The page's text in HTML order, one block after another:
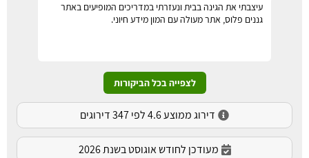
עיצבתי את הגינה בבית ונעזרתי במדריכים המופיעים באתר
גננים פלוס, אתר מעולה עם המון מידע חיוני.
לצפייה בכל הביקורות
דירוג ממוצע 4.6 לפי 347 דירוגים
מעודכן לחודש אוגוסט בשנת 2026